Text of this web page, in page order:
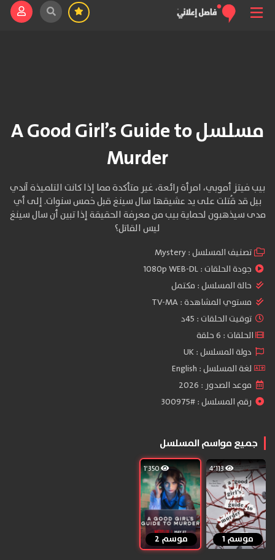
مسلسل A Good Girl’s Guide to
Murder
بيب فيتز أموبي، امرأة رائعة، غير متأكدة مما إذا كانت التلميذة آندي
بيل قد قُتلت على يد عشيقها سال سينغ قبل خمس سنوات. إلى أي
مدى سيذهبون لحماية بيب من معرفة الحقيقة إذا تبين أن سال سينغ
ليس القاتل؟
تصنيف المسلسل :Mystery
جودة الحلقات :1080p WEB-DL
حالة المسلسل : مكتمل
مستوي المشاهدة :TV-MA
توقيت الحلقات : 45د
الحلقات : 6 حلقة
دولة المسلسل : UK
لغة المسلسل : English
موعد الصدور : 2026
رقم المسلسل : #300975
جميع مواسم المسلسل
4٬113
موسم 1
1٬350
موسم 2